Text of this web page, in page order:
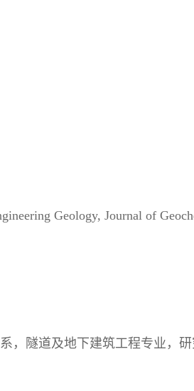
Geology, Journal of
，隧道及地下建筑工程专业，